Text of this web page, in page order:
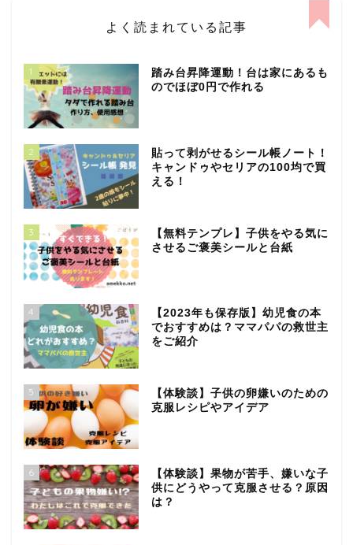
よく読まれている記事
1
踏み台昇降運動！台は家にあるも
のでほぼ0円で作れる
2
貼って剥がせるシール帳ノート！
キャンドゥやセリアの100均で買
える！
3
【無料テンプレ】子供をやる気に
させるご褒美シールと台紙
4
【2023年も保存版】幼児食の本
でおすすめは？ママパパの救世主
をご紹介
5
【体験談】子供の卵嫌いのための
克服レシピやアイデア
6
【体験談】果物が苦手、嫌いな子
供にどうやって克服させる？原因
は？